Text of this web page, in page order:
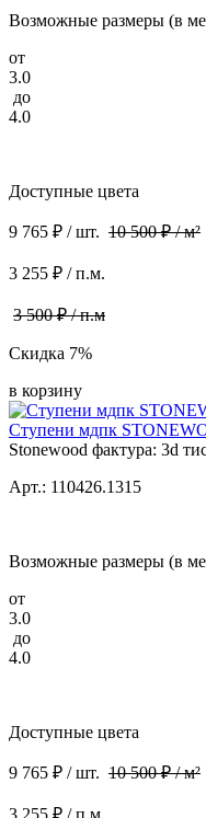
Возможные размеры (в
от
3.0
до
4.0
Доступные цвета
9 765 ₽ / шт. 10 500 ₽ / м²
3 255 ₽ / п.м.
3 500 ₽ / п.м
Скидка 7%
в корзину
Ступени мдпк
Stonewood фактура: 3d
Арт.: 110426.1315
Возможные размеры (в
от
3.0
до
4.0
Доступные цвета
9 765 ₽ / шт. 10 500 ₽ / м²
3 255 ₽ / п.м.